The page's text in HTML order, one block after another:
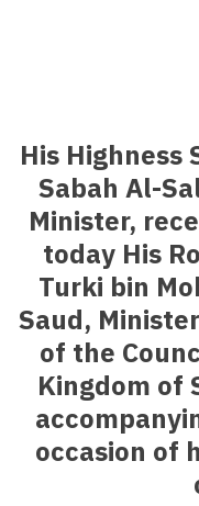
His Highness
Sabah Al-
Minister,
today His
Turki bin
Saud,
of the
Kingdom of
occasion of